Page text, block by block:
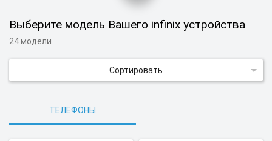
Выберите модель Вашего infinix устройства
24 модели
Сортировать
ТЕЛЕФОНЫ